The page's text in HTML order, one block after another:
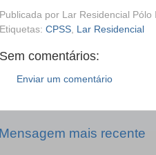
Publicada por Lar Residencial Pólo II
Etiquetas: CPSS, Lar Residencial
Sem comentários:
Enviar um comentário
Mensagem mais recente